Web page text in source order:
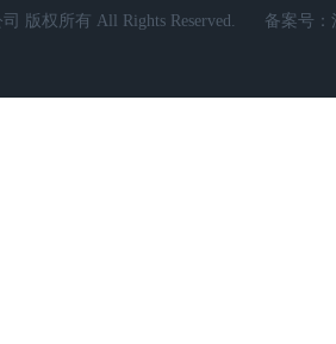
版权所有 All Rights Reserved. 备案号：